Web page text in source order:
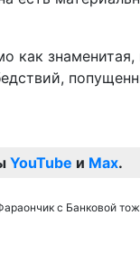
как знаменитая,
YouTube и Max.
с Банковой